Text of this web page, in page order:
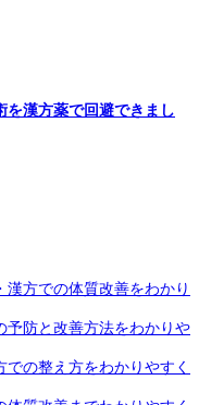
を漢方薬で回避できまし
方での体質改善をわかり
予防と改善方法をわかりや
の整え方をわかりやすく